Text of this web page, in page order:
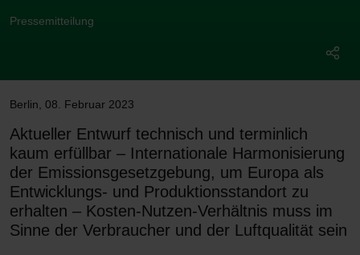
Pressemitteilung
Berlin 08. Februar 2023
Aktueller Entwurf technisch und terminlich
kaum erfüllbar – Internationale Harmonisierung
der Emissionsgesetzgebung, um Europa als
Entwicklungs- und Produktionsstandort zu
erhalten – Kosten-Nutzen-Verhältnis muss im
Sinne der Verbraucher und der Luftqualität sein